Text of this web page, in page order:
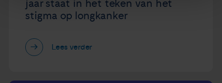
jaar staat in het teken van het
stigma op longkanker
Lees verder